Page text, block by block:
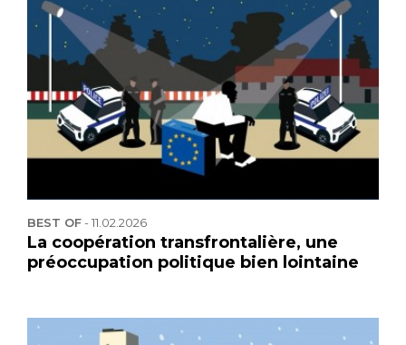
BEST OF-11.02.2026
La coopération transfrontalière, une
préoccupation politique bien lointaine